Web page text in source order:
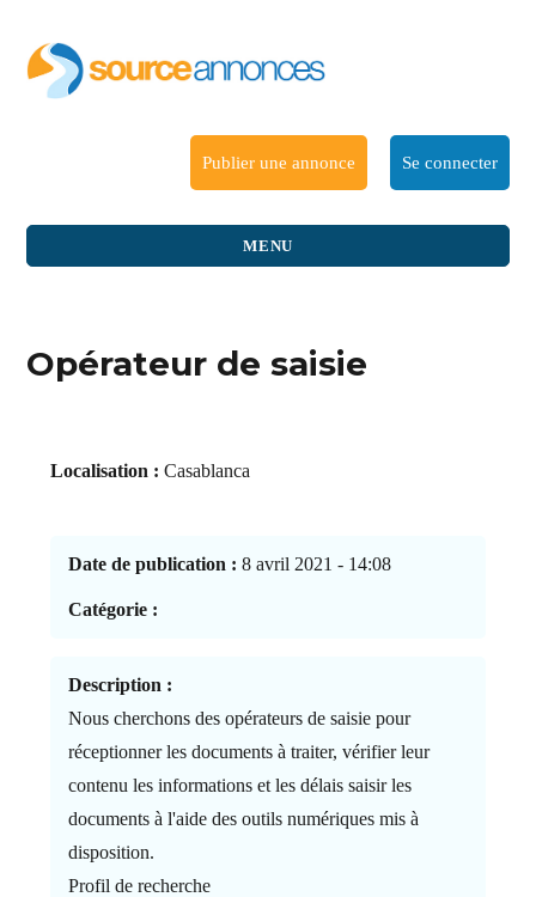
Publier une annonce Se connecter
MENU
Opérateur de saisie
Localisation : Casablanca
Date de publication : 8 avril 2021 - 14:08
Catégorie :
Description :
Nous cherchons des opérateurs de saisie pour
réceptionner les documents à traiter, vérifier leur
contenu les informations et les délais saisir les
documents à l'aide des outils numériques mis à
disposition.
Profil de recherche